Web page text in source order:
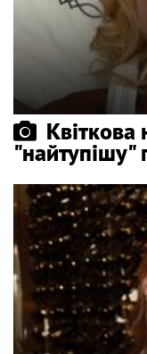
Квіткова
"найтупішу"